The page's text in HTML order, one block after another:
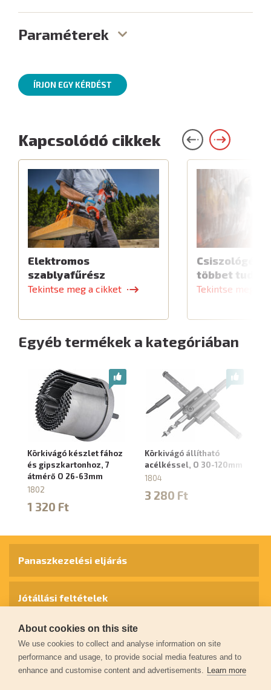
Paraméterek
ÍRJON EGY KÉRDÉST
Kapcsolódó cikkek
Elektromos
szablyafűrész
Tekintse meg a cikket
Csiszológép,
többet tud
Tekintse meg a
Egyéb termékek a kategóriában
Körkivágó készlet fához
és gipszkartonhoz, 7
átmérő O 26-63mm
1802
1 320 Ft
Körkivágó állítható
acélkéssel, O 30-120mm
1804
3 280 Ft
Panaszkezelési eljárás
Jótállási feltételek
Személyes adatok védelme
Kapcsolat
About cookies on this site
We use cookies to collect and analyse information on site
performance and usage, to provide social media features and to
enhance and customise content and advertisements. Learn more